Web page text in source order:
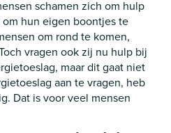
schamen zich om hulp
hun eigen boontjes te
om rond te komen,
vragen ook zij nu hulp bij
maar dit gaat niet
aan te vragen, heb
Dat is voor veel mensen